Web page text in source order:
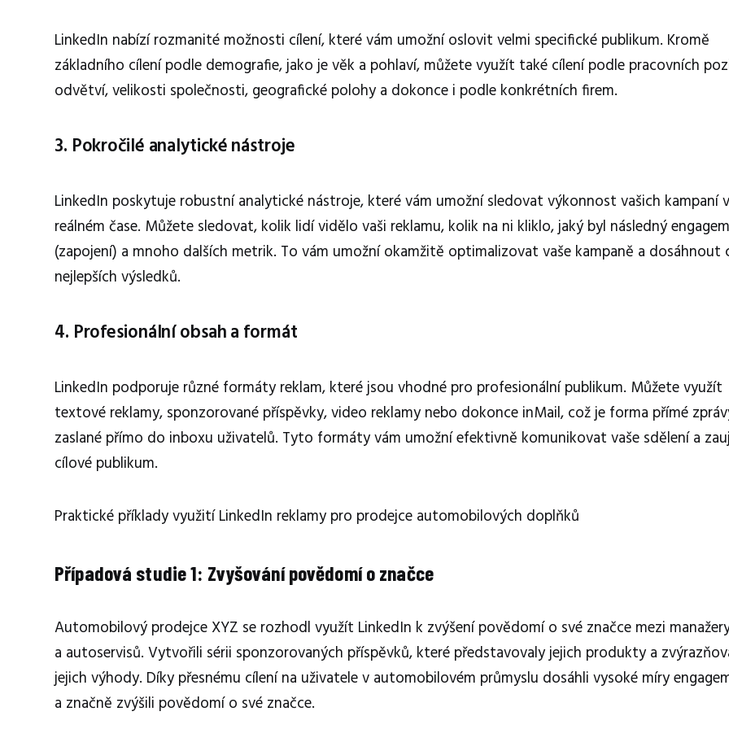
LinkedIn nabízí rozmanité možnosti cílení, které vám umožní oslovit velmi specifické publikum. Kromě
základního cílení podle demografie, jako je věk a pohlaví, můžete využít také cílení podle pracovních
odvětví, velikosti společnosti, geografické polohy a dokonce i podle konkrétních firem.
3. Pokročilé analytické nástroje
LinkedIn poskytuje robustní analytické nástroje, které vám umožní sledovat výkonnost vašich kampaní v
reálném čase. Můžete sledovat, kolik lidí vidělo vaši reklamu, kolik na ni kliklo, jaký byl následný
(zapojení) a mnoho dalších metrik. To vám umožní okamžitě optimalizovat vaše kampaně a dosáhnout
nejlepších výsledků.
4. Profesionální obsah a formát
LinkedIn podporuje různé formáty reklam, které jsou vhodné pro profesionální publikum. Můžete využít
textové reklamy, sponzorované příspěvky, video reklamy nebo dokonce inMail, což je forma přímé
zaslané přímo do inboxu uživatelů. Tyto formáty vám umožní efektivně komunikovat vaše sdělení a
cílové publikum.
Praktické příklady využití LinkedIn reklamy pro prodejce automobilových doplňků
Případová studie 1: Zvyšování povědomí o značce
Automobilový prodejce XYZ se rozhodl využít LinkedIn k zvýšení povědomí o své značce mezi
a autoservisů. Vytvořili sérii sponzorovaných příspěvků, které představovaly jejich produkty a
jejich výhody. Díky přesnému cílení na uživatele v automobilovém průmyslu dosáhli vysoké míry
a značně zvýšili povědomí o své značce.